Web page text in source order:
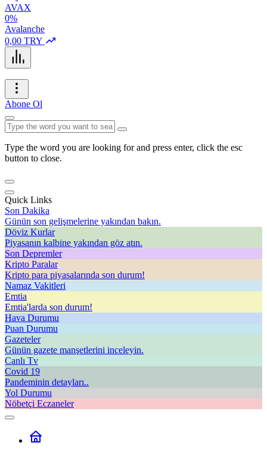
AVAX
0%
Avalanche
0,00 TRY
Abone Ol
Type the word you are looking for and press enter, click the esc
button to close.
Quick Links
Son Dakika
Günün son gelişmelerine yakından bakın.
Döviz Kurlar
Piyasanın kalbine yakından göz atın.
Son Depremler
Kripto Paralar
Kripto para piyasalarında son durum!
Namaz Vakitleri
Emtia
Emtia'larda son durum!
Hava Durumu
Puan Durumu
Gazeteler
Günün gazete manşetlerini inceleyin.
Canlı Tv
Covid 19
Pandeminin detayları..
Yol Durumu
Nöbetçi Eczaneler